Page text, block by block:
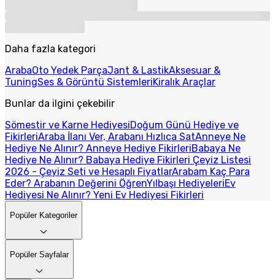
Daha fazla kategori
ArabaOto Yedek ParçaJant & LastikAksesuar &
TuningSes & Görüntü SistemleriKiralık Araçlar
Bunlar da ilgini çekebilir
Sömestir ve Karne HediyesiDoğum Günü Hediye ve
FikirleriAraba İlanı Ver, Arabanı Hızlıca SatAnneye Ne
Hediye Ne Alınır? Anneye Hediye FikirleriBabaya Ne
Hediye Ne Alınır? Babaya Hediye Fikirleri Çeyiz Listesi
2026 - Çeyiz Seti ve Hesaplı FiyatlarArabam Kaç Para
Eder? Arabanın Değerini ÖğrenYılbaşı HediyeleriEv
Hediyesi Ne Alınır? Yeni Ev Hediyesi Fikirleri
Popüler Kategoriler
Popüler Sayfalar